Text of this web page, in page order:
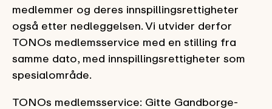
medlemmer og deres innspillingsrettigheter
også etter nedleggelsen. Vi utvider derfor
TONOs medlemsservice med en stilling fra
samme dato, med innspillingsrettigheter som
spesialområde.
TONOs medlemsservice: Gitte Gandborge-